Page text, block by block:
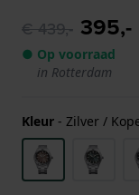
€ 439,- 395,-
● Op voorraad
in Rotterdam
Kleur - Zilver /